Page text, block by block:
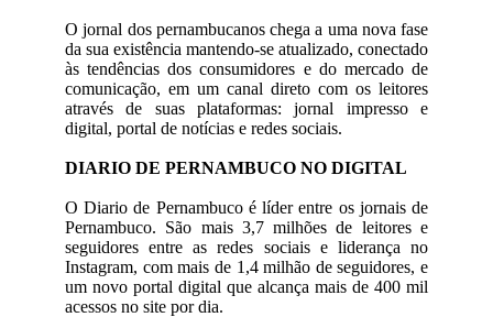
O jornal dos pernambucanos chega a uma nova fase
da sua existência mantendo-se atualizado, conectado
às tendências dos consumidores e do mercado de
comunicação, em um canal direto com os leitores
através de suas plataformas: jornal impresso e
digital, portal de notícias e redes sociais.
DIARIO DE PERNAMBUCO NO DIGITAL
O Diario de Pernambuco é líder entre os jornais de
Pernambuco. São mais 3,7 milhões de leitores e
seguidores entre as redes sociais e liderança no
Instagram, com mais de 1,4 milhão de seguidores, e
um novo portal digital que alcança mais de 400 mil
acessos no site por dia.